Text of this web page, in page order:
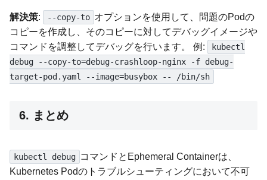
解決策: --copy-to オプションを使用して、問題のPodの
コピーを作成し、そのコピーに対してデバッグイメージや
コマンドを調整してデバッグを行います。 例:
kubectl
debug --copy-to=debug-crashloop-nginx -f debug-
target-pod.yaml --image=busybox -- /bin/sh
6. まとめ
kubectl debug コマンドとEphemeral Containerは、
Kubernetes Podのトラブルシューティングにおいて不可